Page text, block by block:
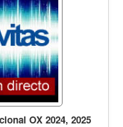
OX 2024, 2025